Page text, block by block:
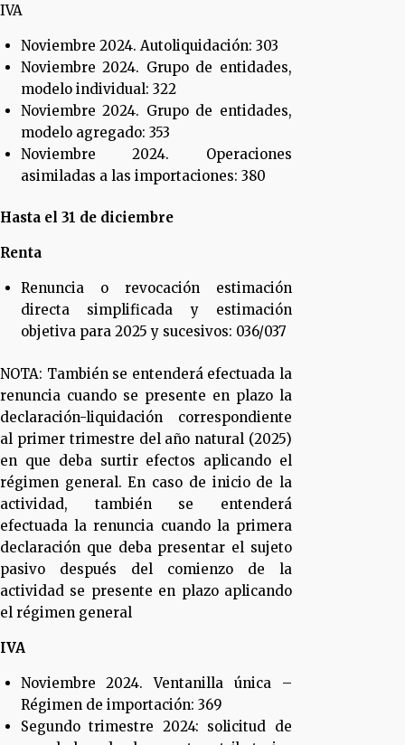
IVA
Noviembre 2024. Autoliquidación: 303
Noviembre 2024. Grupo de entidades,
modelo individual: 322
Noviembre 2024. Grupo de entidades,
modelo agregado: 353
Noviembre 2024. Operaciones
asimiladas a las importaciones: 380
Hasta el 31 de diciembre
Renta
Renuncia o revocación estimación
directa simplificada y estimación
objetiva para 2025 y sucesivos: 036/037
NOTA: También se entenderá efectuada la
renuncia cuando se presente en plazo la
declaración-liquidación correspondiente
al primer trimestre del año natural (2025)
en que deba surtir efectos aplicando el
régimen general. En caso de inicio de la
actividad, también se entenderá
efectuada la renuncia cuando la primera
declaración que deba presentar el sujeto
pasivo después del comienzo de la
actividad se presente en plazo aplicando
el régimen general
IVA
Noviembre 2024. Ventanilla única –
Régimen de importación: 369
Segundo trimestre 2024: solicitud de